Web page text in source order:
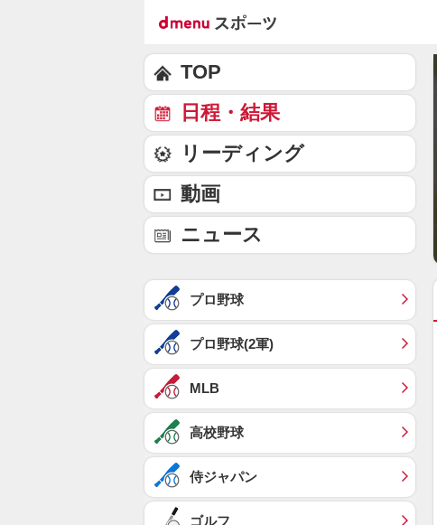
TOP
日程・結果
リーディング
動画
ニュース
プロ野球
プロ野球(2軍)
MLB
高校野球
侍ジャパン
ゴルフ